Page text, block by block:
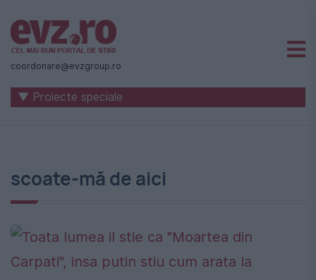
Știri
naționale
internaționale
-
Evenimentul
Zilei
coordonare@evzgroup.ro
▼ Proiecte speciale
scoate-mă de aici